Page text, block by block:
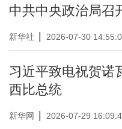
中共中央政治局召
新华社 2026-07-30
习近平致电祝贺诺
西比总统
新华网 2026-07-29